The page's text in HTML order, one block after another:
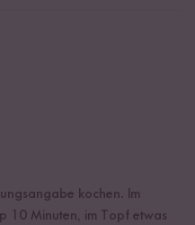
kochen. Im
10 Minuten, im Topf etwas